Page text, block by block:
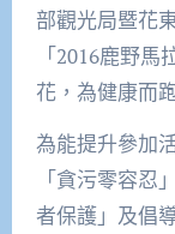
部觀光局暨花
「2016鹿野
花，為健康而
為能提升參加
「貪污零容忍
者保護」及倡